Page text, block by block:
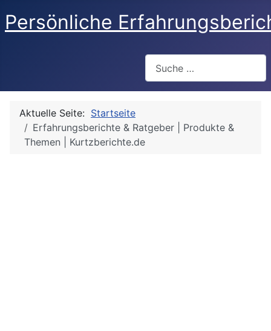
Persönliche
Aktuelle Seite: Startseite
Erfahrungsberichte & Ratgeber | Produkte &
Themen | Kurtzberichte.de